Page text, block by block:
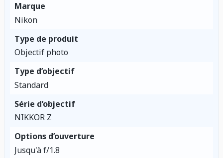
Marque
Nikon
Type de produit
Objectif photo
Type d’objectif
Standard
Série d’objectif
NIKKOR Z
Options d’ouverture
Jusqu'à f/1.8